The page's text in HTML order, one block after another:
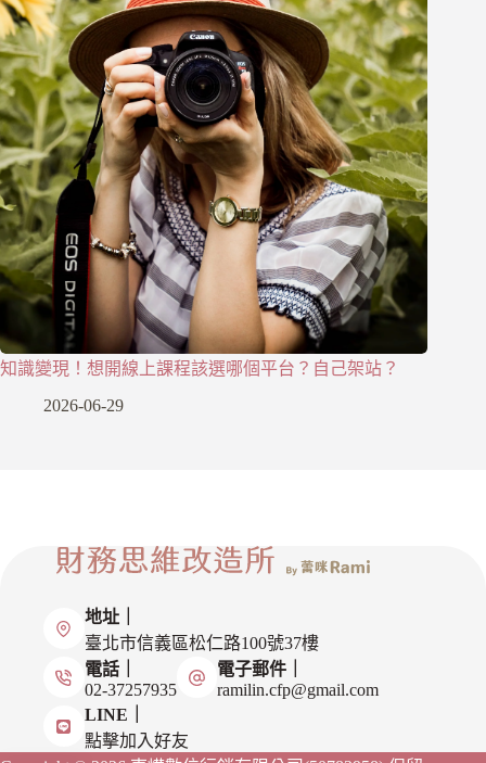
知識變現！想開線上課程該選哪個平台？自己架站？
2026-06-29
地址｜
臺北市信義區松仁路100號37樓
電話｜
02-37257935
電子郵件｜
ramilin.cfp@gmail.com
LINE｜
點擊加入好友